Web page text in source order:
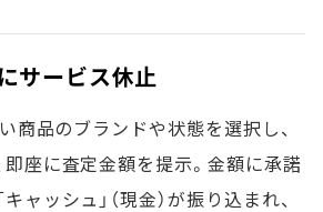
サービス休止
商品のブランドや状態を選択し、
座に査定金額を提示。金額に承諾
ャッシュ」（現金）が振り込まれ、